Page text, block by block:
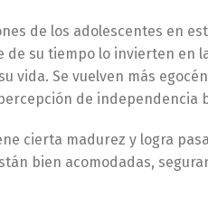
de los adolescentes en
de su tiempo lo invierten en
vida. Se vuelven más
de independencia
cierta madurez y logra
bien acomodadas,